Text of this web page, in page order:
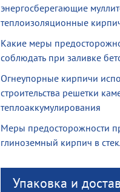
энергосберегающие
теплоизоляционные
Какие меры
соблюдать при заливке
Огнеупорные кирпичи
строительства решетки
теплоаккумулирования
Меры предосторожности
глиноземный кирпич в
Упаковка и